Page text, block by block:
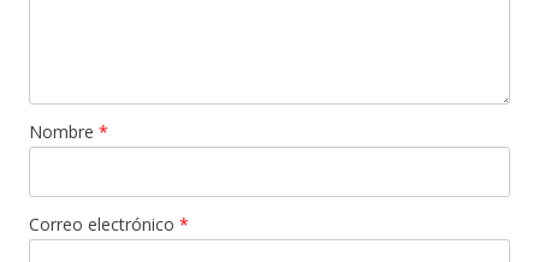
Nombre *
Correo electrónico *